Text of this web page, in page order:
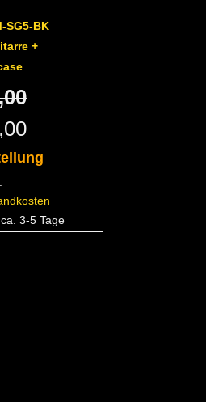
SG5-BK
+
Ursprünglicher
Preis
war:
€ 759,00
Aktueller
Preis
ist:
€ 649,00.
ca. 3-5 Tage